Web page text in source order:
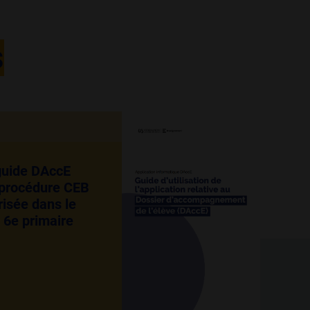
DAccE
CEB
dans le
6e primaire